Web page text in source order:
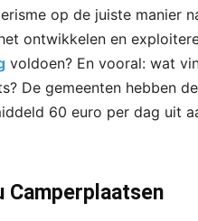
op de juiste manier
ontwikkelen en
voldoen? En vooral: wat
De gemeenten hebben
60 euro per dag uit
Camperplaatsen